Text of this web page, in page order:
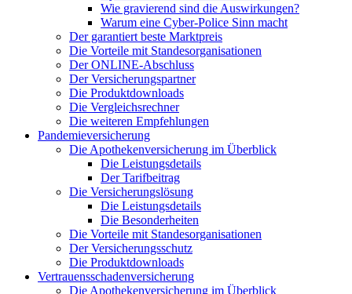
Wie gravierend sind die Auswirkungen?
Warum eine Cyber-Police Sinn macht
Der garantiert beste Marktpreis
Die Vorteile mit Standesorganisationen
Der ONLINE-Abschluss
Der Versicherungspartner
Die Produktdownloads
Die Vergleichsrechner
Die weiteren Empfehlungen
Pandemieversicherung
Die Apothekenversicherung im Überblick
Die Leistungsdetails
Der Tarifbeitrag
Die Versicherungslösung
Die Leistungsdetails
Die Besonderheiten
Die Vorteile mit Standesorganisationen
Der Versicherungsschutz
Die Produktdownloads
Vertrauensschadenversicherung
Die Apothekenversicherung im Überblick